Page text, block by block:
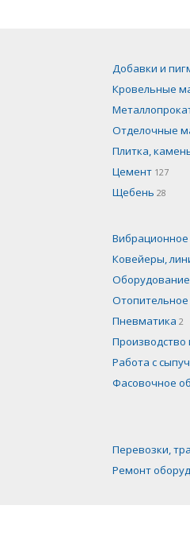
Добавки и
Кровельные
Отделочные
Плитка,
Цемент 127
Щебень 28
Ковейеры,
Пневматика 2
Производство
Работа с
Фасовочное
Перевозки,
Ремонт